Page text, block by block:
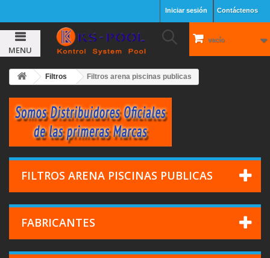
Contáctenos
Iniciar sesión
vacío
MENU
Filtros Filtros arena piscinas publicas
FILTROS ARENA PISCINAS PUBLICAS
FABRICANTES